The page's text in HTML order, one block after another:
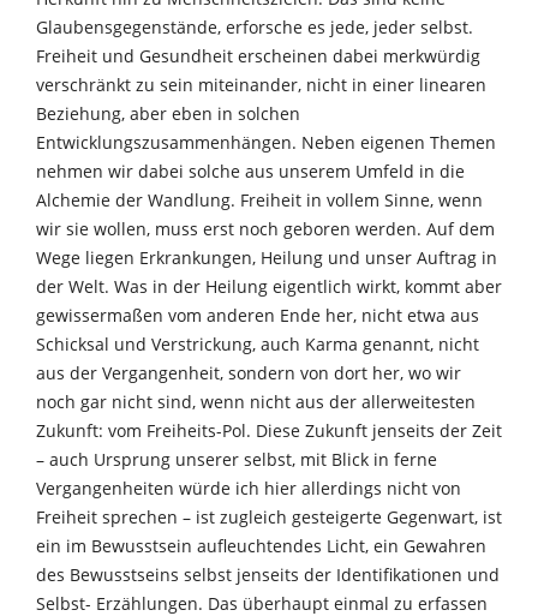
Glaubensgegenstände, erforsche es jede, jeder selbst.
Freiheit und Gesundheit erscheinen dabei merkwürdig
verschränkt zu sein miteinander, nicht in einer linearen
Beziehung, aber eben in solchen
Entwicklungszusammenhängen. Neben eigenen Themen
nehmen wir dabei solche aus unserem Umfeld in die
Alchemie der Wandlung. Freiheit in vollem Sinne, wenn
wir sie wollen, muss erst noch geboren werden. Auf dem
Wege liegen Erkrankungen, Heilung und unser Auftrag in
der Welt. Was in der Heilung eigentlich wirkt, kommt aber
gewissermaßen vom anderen Ende her, nicht etwa aus
Schicksal und Verstrickung, auch Karma genannt, nicht
aus der Vergangenheit, sondern von dort her, wo wir
noch gar nicht sind, wenn nicht aus der allerweitesten
Zukunft: vom Freiheits-Pol. Diese Zukunft jenseits der Zeit
– auch Ursprung unserer selbst, mit Blick in ferne
Vergangenheiten würde ich hier allerdings nicht von
Freiheit sprechen – ist zugleich gesteigerte Gegenwart, ist
ein im Bewusstsein aufleuchtendes Licht, ein Gewahren
des Bewusstseins selbst jenseits der Identifikationen und
Selbst- Erzählungen. Das überhaupt einmal zu erfassen